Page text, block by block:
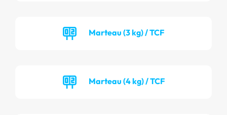
Marteau (3 kg) / TCF
Marteau (4 kg) / TCF